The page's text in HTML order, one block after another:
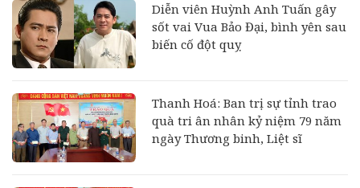
Diễn viên Huỳnh Anh Tuấn gây
sốt vai Vua Bảo Đại, bình yên sau
biến cố đột quỵ
Thanh Hoá: Ban trị sự tỉnh trao
quà tri ân nhân kỷ niệm 79 năm
ngày Thương binh, Liệt sĩ